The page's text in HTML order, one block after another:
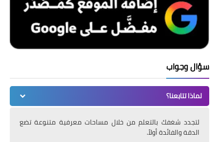
سؤال وجواب
لماذا تتابعنا؟
لتجدد شغفك بالتعلم من خلال مساحات معرفية متنوعة تضع
الدقة والفائدة أولاً.